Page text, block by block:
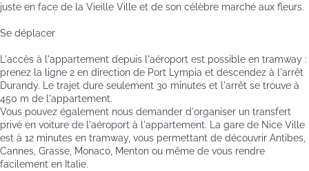
juste en face de la Vieille Ville et de son célèbre marché aux fleurs.
Se déplacer
L'accès à l'appartement depuis l'aéroport est possible en tramway :
prenez la ligne 2 en direction de Port Lympia et descendez à l'arrêt
Durandy. Le trajet dure seulement 30 minutes et l'arrêt se trouve à
450 m de l'appartement.
Vous pouvez également nous demander d'organiser un transfert
privé en voiture de l'aéroport à l'appartement. La gare de Nice Ville
est à 12 minutes en tramway, vous permettant de découvrir Antibes,
Cannes, Grasse, Monaco, Menton ou même de vous rendre
facilement en Italie.